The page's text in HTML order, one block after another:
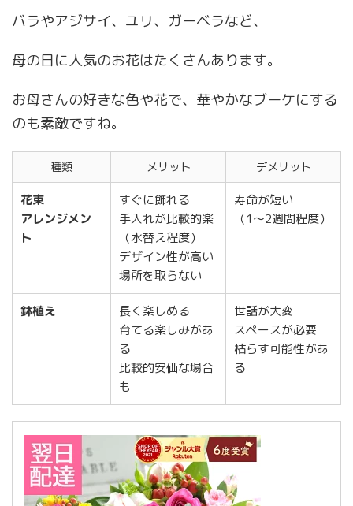
バラやアジサイ、ユリ、ガーベラなど、
母の日に人気のお花はたくさんあります。
お母さんの好きな色や花で、華やかなブーケにする
のも素敵ですね。
種類 メリット デメリット
花束
アレンジメン
ト
すぐに飾れる
手入れが比較的楽
（水替え程度）
デザイン性が高い
場所を取らない
寿命が短い
（1～2週間程度）
鉢植え
長く楽しめる
育てる楽しみがあ
る
比較的安価な場合
も
世話が大変
スペースが必要
枯らす可能性があ
る